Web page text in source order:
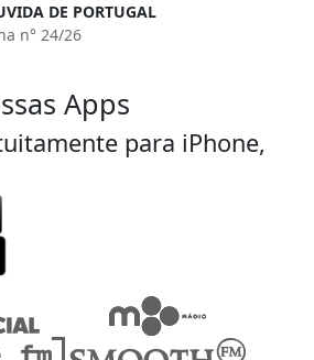
DE PORTUGAL
n° 24/26
Apps
para iPhone,